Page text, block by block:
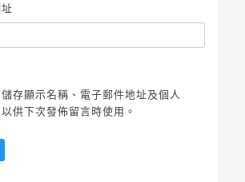
存顯示名稱、電子郵件地址及個人
供下次發佈留言時使用。